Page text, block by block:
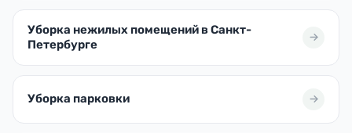
Уборка нежилых помещений в Санкт-
Петербурге
Уборка парковки